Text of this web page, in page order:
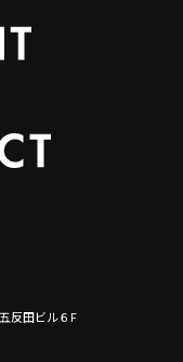
反田ビル６F